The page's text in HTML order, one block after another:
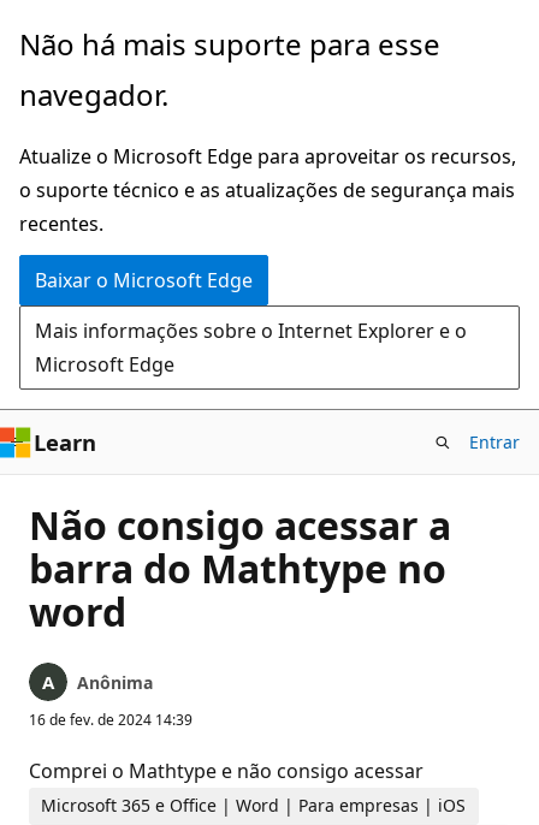
Pular
o
principal
Não há mais suporte para esse
navegador.
Atualize o Microsoft Edge para aproveitar os recursos,
o suporte técnico e as atualizações de segurança mais
recentes.
Baixar o Microsoft Edge
Mais informações sobre o Internet Explorer e o
Microsoft Edge
Learn Entrar
Não consigo acessar a
barra do Mathtype no
word
Anônima
16 de fev. de 2024 14:39
Comprei o Mathtype e não consigo acessar
Microsoft 365 e Office | Word | Para empresas | iOS